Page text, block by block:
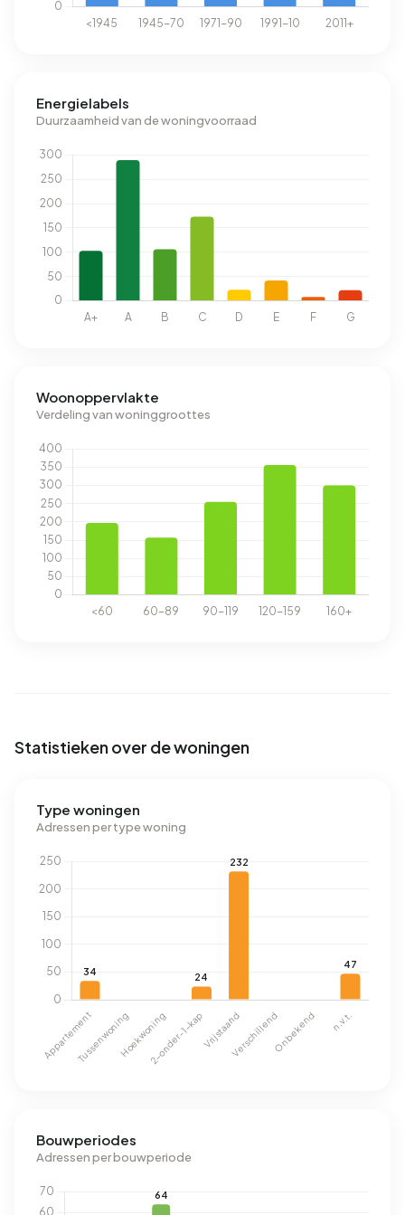
Energielabels
Duurzaamheid van de woningvoorraad
Woonoppervlakte
Verdeling van woninggroottes
Statistieken over de woningen
Type woningen
Adressen per type woning
Bouwperiodes
Adressen per bouwperiode